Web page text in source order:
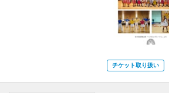
チケット取り扱い